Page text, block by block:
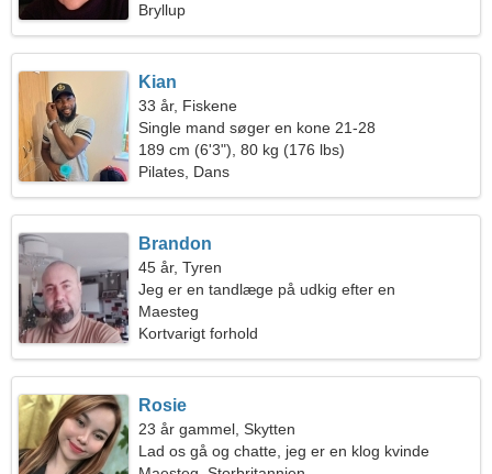
Bryllup
Kian
33 år, Fiskene
Single mand søger en kone 21-28
189 cm (6'3"), 80 kg (176 lbs)
Pilates, Dans
Brandon
45 år, Tyren
Jeg er en tandlæge på udkig efter en
charmerende kvinde
Maesteg
Kortvarigt forhold
Rosie
23 år gammel, Skytten
Lad os gå og chatte, jeg er en klog kvinde